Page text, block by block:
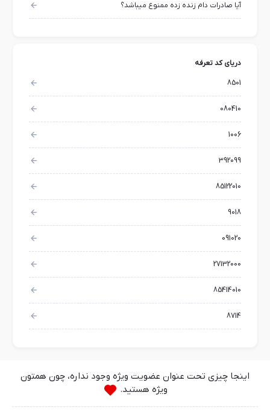
آیا صادرات دام زنده زده ممنوع میباشد؟
دریای کد تعرفه
8501
080410
1006
392099
85122010
9018
091020
27132000
85414010
8714
اینجا چیزی تحت عنوان عضویت ویژه وجود نداره، چون همتون
ویژه هستید.